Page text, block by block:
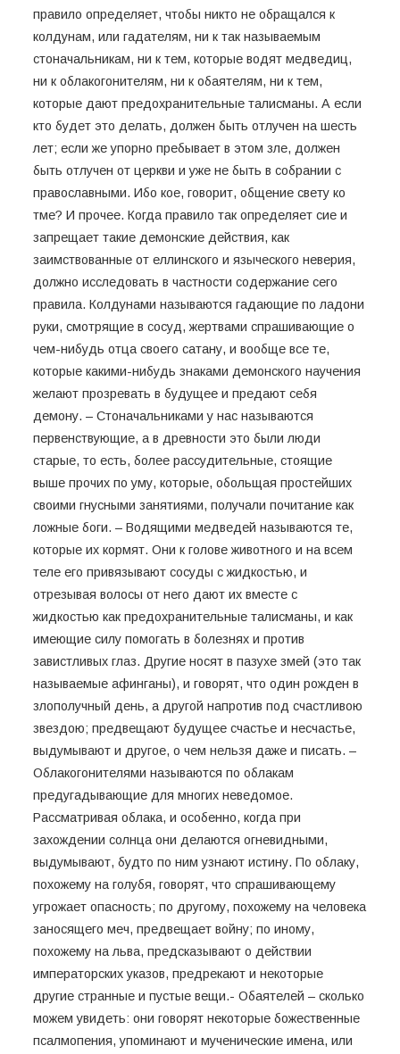
правило определяет, чтобы никто не обращался к
колдунам, или гадателям, ни к так называемым
стоначальникам, ни к тем, которые водят медведиц,
ни к облакогонителям, ни к обаятелям, ни к тем,
которые дают предохранительные талисманы. А если
кто будет это делать, должен быть отлучен на шесть
лет; если же упорно пребывает в этом зле, должен
быть отлучен от церкви и уже не быть в собрании с
православными. Ибо кое, говорит, общение свету ко
тме? И прочее. Когда правило так определяет сие и
запрещает такие демонские действия, как
заимствованные от еллинского и языческого неверия,
должно исследовать в частности содержание сего
правила. Колдунами называются гадающие по ладони
руки, смотрящие в сосуд, жертвами спрашивающие о
чем-нибудь отца своего сатану, и вообще все те,
которые какими-нибудь знаками демонского научения
желают прозревать в будущее и предают себя
демону. – Стоначальниками у нас называются
первенствующие, а в древности это были люди
старые, то есть, более рассудительные, стоящие
выше прочих по уму, которые, обольщая простейших
своими гнусными занятиями, получали почитание как
ложные боги. – Водящими медведей называются те,
которые их кормят. Они к голове животного и на всем
теле его привязывают сосуды с жидкостью, и
отрезывая волосы от него дают их вместе с
жидкостью как предохранительные талисманы, и как
имеющие силу помогать в болезнях и против
завистливых глаз. Другие носят в пазухе змей (это так
называемые афинганы), и говорят, что один рожден в
злополучный день, а другой напротив под счастливою
звездою; предвещают будущее счастье и несчастье,
выдумывают и другое, о чем нельзя даже и писать. –
Облакогонителями называются по облакам
предугадывающие для многих неведомое.
Рассматривая облака, и особенно, когда при
захождении солнца они делаются огневидными,
выдумывают, будто по ним узнают истину. По облаку,
похожему на голубя, говорят, что спрашивающему
угрожает опасность; по другому, похожему на человека
заносящего меч, предвещает войну; по иному,
похожему на льва, предсказывают о действии
императорских указов, предрекают и некоторые
другие странные и пустые вещи.- Обаятелей – сколько
можем увидеть: они говорят некоторые божественные
псалмопения, упоминают и мученические имена, или